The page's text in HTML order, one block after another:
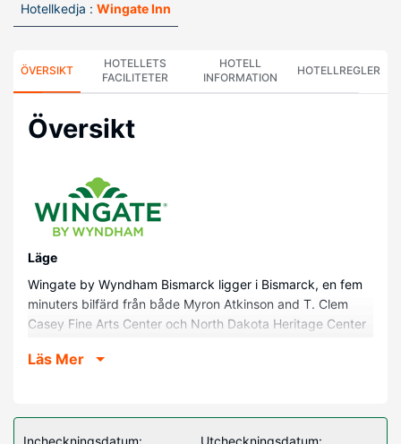
Hotellkedja : Wingate Inn
ÖVERSIKT
HOTELLETS
FACILITETER
HOTELL
INFORMATION
HOTELLREGLER
Översikt
Läge
Wingate by Wyndham Bismarck ligger i Bismarck, en fem
minuters bilfärd från både Myron Atkinson and T. Clem
Casey Fine Arts Center och North Dakota Heritage Center
Dog Park och 4,9 km från North Dakota State Capitol.
Känn dig som hemma i ett av de 84 rummen med kylskåp
och mikrovågsugn. Gratis fast internetanslutning och wi-fi.
Läs Mer
Incheckningsdatum: Utcheckningsdatum: